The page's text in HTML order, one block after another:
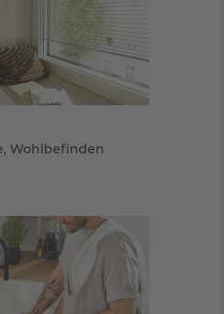
Wohlbefinden